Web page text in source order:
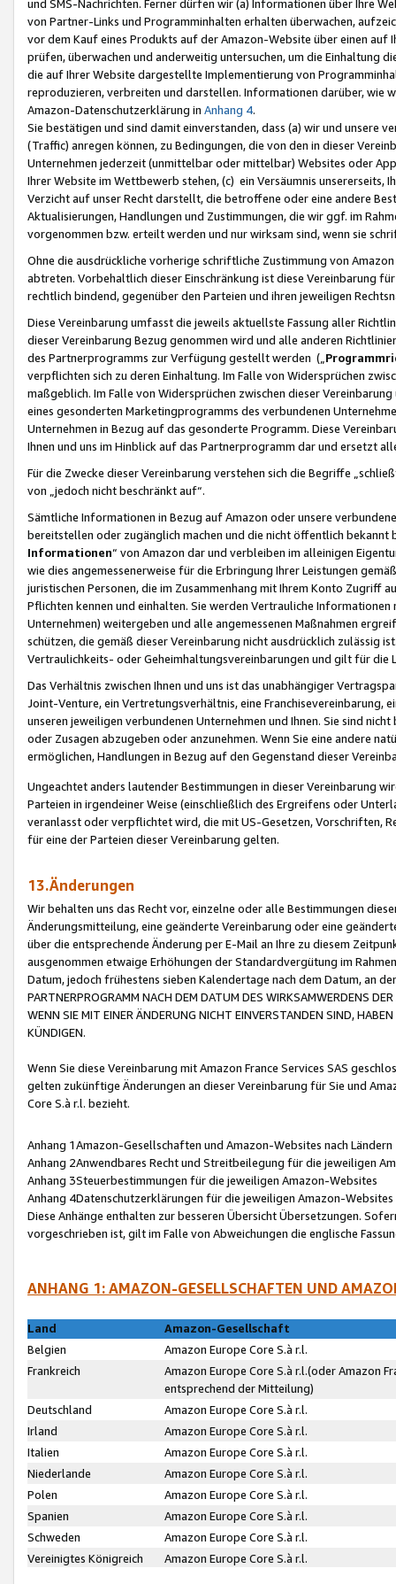
und SMS-Nachrichten. Ferner dürfen wir (a) Informationen über Ihre
von Partner-Links und Programminhalten erhalten überwachen,
vor dem Kauf eines Produkts auf der Amazon-Website über einen
prüfen, überwachen und anderweitig untersuchen, um die Einhaltung
die auf Ihrer Website dargestellte Implementierung von
reproduzieren, verbreiten und darstellen. Informationen darüber, wie
Amazon-Datenschutzerklärung in Anhang 4.
Sie bestätigen und sind damit einverstanden, dass (a) wir und
(Traffic) anregen können, zu Bedingungen, die von den in dieser
Unternehmen jederzeit (unmittelbar oder mittelbar) Websites oder
Ihrer Website im Wettbewerb stehen, (c) ein Versäumnis unsererseits,
Verzicht auf unser Recht darstellt, die betroffene oder eine andere
Aktualisierungen, Handlungen und Zustimmungen, die wir ggf. im
vorgenommen bzw. erteilt werden und nur wirksam sind, wenn sie
Ohne die ausdrückliche vorherige schriftliche Zustimmung von
abtreten. Vorbehaltlich dieser Einschränkung ist diese Vereinbarung
rechtlich bindend, gegenüber den Parteien und ihren jeweiligen
Diese Vereinbarung umfasst die jeweils aktuellste Fassung aller
dieser Vereinbarung Bezug genommen wird und alle anderen
des Partnerprogramms zur Verfügung gestellt werden („
verpflichten sich zu deren Einhaltung. Im Falle von Widersprüchen
maßgeblich. Im Falle von Widersprüchen zwischen dieser
eines gesonderten Marketingprogramms des verbundenen
Unternehmen in Bezug auf das gesonderte Programm. Diese
Ihnen und uns im Hinblick auf das Partnerprogramm dar und ersetzt
Für die Zwecke dieser Vereinbarung verstehen sich die Begriffe
von „jedoch nicht beschränkt auf“.
Sämtliche Informationen in Bezug auf Amazon oder unsere
bereitstellen oder zugänglich machen und die nicht öffentlich
Informationen“ von Amazon dar und verbleiben im alleinigen
wie dies angemessenerweise für die Erbringung Ihrer Leistungen
juristischen Personen, die im Zusammenhang mit Ihrem Konto
Pflichten kennen und einhalten. Sie werden Vertrauliche
Unternehmen) weitergeben und alle angemessenen Maßnahmen
schützen, die gemäß dieser Vereinbarung nicht ausdrücklich zulässig
Vertraulichkeits- oder Geheimhaltungsvereinbarungen und gilt für die
Das Verhältnis zwischen Ihnen und uns ist das unabhängiger
Joint-Venture, ein Vertretungsverhältnis, eine Franchisevereinbarung,
unseren jeweiligen verbundenen Unternehmen und Ihnen. Sie sind
oder Zusagen abzugeben oder anzunehmen. Wenn Sie eine andere
ermöglichen, Handlungen in Bezug auf den Gegenstand dieser
Ungeachtet anders lautender Bestimmungen in dieser Vereinbarung
Parteien in irgendeiner Weise (einschließlich des Ergreifens oder
veranlasst oder verpflichtet wird, die mit US-Gesetzen, Vorschriften,
für eine der Parteien dieser Vereinbarung gelten.
13.Änderungen
Wir behalten uns das Recht vor, einzelne oder alle Bestimmungen
Änderungsmitteilung, eine geänderte Vereinbarung oder eine
über die entsprechende Änderung per E-Mail an Ihre zu diesem
ausgenommen etwaige Erhöhungen der Standardvergütung im
Datum, jedoch frühestens sieben Kalendertage nach dem Datum, an
PARTNERPROGRAMM NACH DEM DATUM DES WIRKSAMWERDENS
WENN SIE MIT EINER ÄNDERUNG NICHT EINVERSTANDEN SIND,
KÜNDIGEN.
Wenn Sie diese Vereinbarung mit Amazon France Services SAS
gelten zukünftige Änderungen an dieser Vereinbarung für Sie und
Core S.à r.l. bezieht.
Anhang 1Amazon-Gesellschaften und Amazon-Websites nach Ländern
Anhang 2Anwendbares Recht und Streitbeilegung für die jeweiligen
Anhang 3Steuerbestimmungen für die jeweiligen Amazon-Websites
Anhang 4Datenschutzerklärungen für die jeweiligen Amazon-Websites
Diese Anhänge enthalten zur besseren Übersicht Übersetzungen.
vorgeschrieben ist, gilt im Falle von Abweichungen die englische
ANHANG 1: AMAZON-GESELLSCHAFTEN UND
Land
Amazon-Gesellschaft
Belgien
Amazon Europe Core S.à r.l.
Frankreich
Amazon Europe Core S.à r.l.(oder Amazon
entsprechend der Mitteilung)
Deutschland
Amazon Europe Core S.à r.l.
Irland
Amazon Europe Core S.à r.l.
Italien
Amazon Europe Core S.à r.l.
Niederlande
Amazon Europe Core S.à r.l.
Polen
Amazon Europe Core S.à r.l.
Spanien
Amazon Europe Core S.à r.l.
Schweden
Amazon Europe Core S.à r.l.
Vereinigtes Königreich
Amazon Europe Core S.à r.l.